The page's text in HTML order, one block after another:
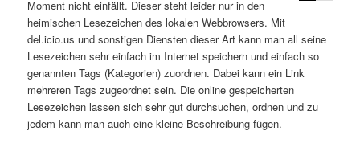
Moment nicht einfällt. Dieser steht leider nur in den
heimischen Lesezeichen des lokalen Webbrowsers. Mit
del.icio.us und sonstigen Diensten dieser Art kann man all seine
Lesezeichen sehr einfach im Internet speichern und einfach so
genannten Tags (Kategorien) zuordnen. Dabei kann ein Link
mehreren Tags zugeordnet sein. Die online gespeicherten
Lesezeichen lassen sich sehr gut durchsuchen, ordnen und zu
jedem kann man auch eine kleine Beschreibung fügen.